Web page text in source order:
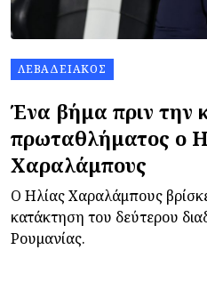
ΛΕΒΑΔΕΙΑΚΌΣ
Ένα βήμα πριν την
πρωταθλήματος ο
Χαραλάμπους
Ο Ηλίας Χαραλάμπους
κατάκτηση του δεύτερου
Ρουμανίας.